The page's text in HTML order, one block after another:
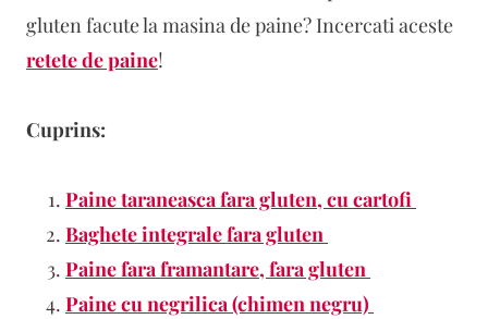
gluten facute la masina de paine? Incercati aceste
retete de paine!
Cuprins:
Paine taraneasca fara gluten, cu cartofi
Baghete integrale fara gluten
Paine fara framantare, fara gluten
Paine cu negrilica (chimen negru)